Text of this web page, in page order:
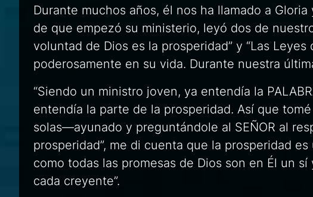
Durante muchos años, él nos ha llamado a Gloria
de que empezó su ministerio, leyó dos de
voluntad de Dios es la prosperidad” y “Las
poderosamente en su vida. Durante nuestra
“Siendo un ministro joven, ya entendía la
entendía la parte de la prosperidad. Así que
solas—ayunado y preguntándole al SEÑOR al
prosperidad”, me di cuenta que la prosperidad es
como todas las promesas de Dios son en Él un
cada creyente”.